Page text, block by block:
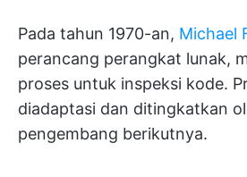
Pada tahun 1970-an, Michael
perancang perangkat lunak,
proses untuk inspeksi kode.
diadaptasi dan ditingkatkan
pengembang berikutnya.